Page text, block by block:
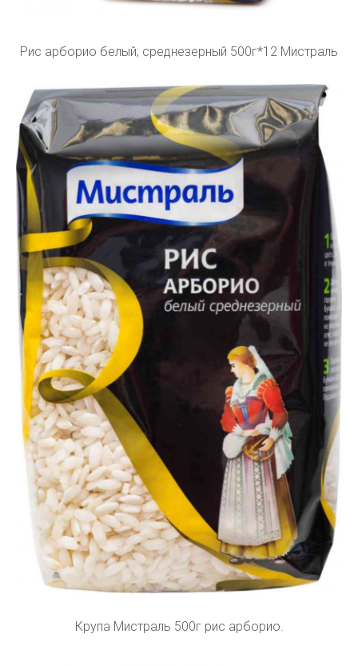
Рис арборио белый, среднезерный 500г*12 Мистраль
Крупа Мистраль 500г рис арборио.